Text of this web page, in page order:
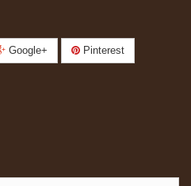
Google+ Pinterest